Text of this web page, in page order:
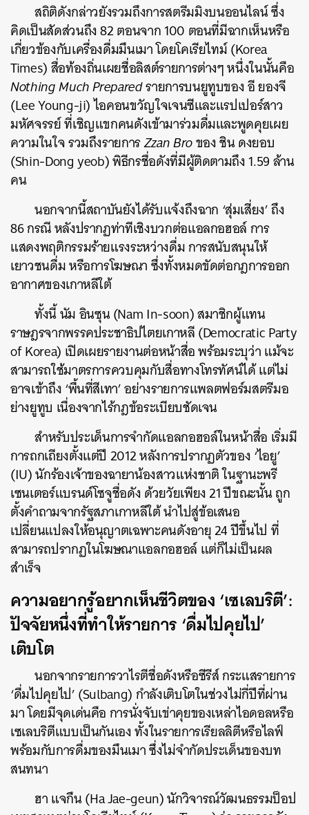
สถิติดังกล่าวยังรวมถึงการสตรีมมิงบนออนไลน์ ซึ่ง
คิดเป็นสัดส่วนถึง 82 ตอนจาก 100 ตอนที่มีฉากเห็นหรือ
เกี่ยวข้องกับเครื่องดื่มมึนเมา โดยโคเรียไทม์ (Korea
Times) สื่อท้องถิ่นเผยชื่อลิสต์รายการต่างๆ หนึ่งในนั้นคือ
Nothing Much Preparedรายการบนยูทูบของ อี ยองจี
(Lee Young-ji) ไอคอนขวัญใจเจนซีและแรปเปอร์สาว
มหัศจรรย์ ที่เชิญแขกคนดังเข้ามาร่วมดื่มและพูดคุยเผย
ความในใจ รวมถึงรายการZzan Broของ ชิน ดงยอบ
(Shin-Dong yeob) พิธีกรชื่อดังที่มีผู้ติดตามถึง 1.59 ล้าน
คน
นอกจากนี้สถาบันยังได้รับแจ้งถึงฉาก ‘สุ่มเสี่ยง’ ถึง
86 กรณี หลังปรากฏท่าทีเชิงบวกต่อแอลกอฮอล์ การ
แสดงพฤติกรรมร้ายแรงระหว่างดื่ม การสนับสนุนให้
เยาวชนดื่ม หรือการโฆษณา ซึ่งทั้งหมดขัดต่อกฎการออก
อากาศของเกาหลีใต้
ทั้งนี้ นัม อินซุน (Nam In-soon) สมาชิกผู้แทน
ราษฎรจากพรรคประชาธิปไตยเกาหลี (Democratic Party
of Korea) เปิดเผยรายงานต่อหน้าสื่อ พร้อมระบุว่า แม้จะ
สามารถใช้มาตรการควบคุมกับสื่อทางโทรทัศน์ได้ แต่ไม่
อาจเข้าถึง ‘พื้นที่สีเทา’ อย่างรายการแพลตฟอร์มสตรีมอ
ย่างยูทูบ เนื่องจากไร้กฎข้อระเบียบชัดเจน
สำหรับประเด็นการจำกัดแอลกอฮอล์ในหน้าสื่อ เริ่มมี
การถกเถียงตั้งแต่ปี 2012 หลังการปรากฏตัวของ ‘ไอยู’
(IU) นักร้องเจ้าของฉายาน้องสาวแห่งชาติ ในฐานะพรี
เซนเตอร์แบรนด์โซจูชื่อดัง ด้วยวัยเพียง 21 ปีขณะนั้น ถูก
ตั้งคำถามจากรัฐสภาเกาหลีใต้ นำไปสู่ข้อเสนอ
เปลี่ยนแปลงให้อนุญาตเฉพาะคนดังอายุ 24 ปีขึ้นไป ที่
สามารถปรากฏในโฆษณาแอลกอฮอล์ แต่ก็ไม่เป็นผล
สำเร็จ
ความอยากรู้อยากเห็นชีวิตของ ‘เซเลบริตี’:
ปัจจัยหนึ่งที่ทำให้รายการ ‘ดื่มไปคุยไป’
เติบโต
นอกจากรายการวาไรตีชื่อดังหรือซีรีส์ กระแสรายการ
‘ดื่มไปคุยไป’ (Sulbang) กำลังเติบโตในช่วงไม่กี่ปีที่ผ่าน
มา โดยมีจุดเด่นคือ การนั่งจับเข่าคุยของเหล่าไอดอลหรือ
เซเลบริตีแบบเป็นกันเอง ทั้งในรายการเรียลลิตีหรือไลฟ์
พร้อมกับการดื่มของมึนเมา ซึ่งไม่จำกัดประเด็นของบท
สนทนา
ฮา แจกึน (Ha Jae-geun) นักวิจารณ์วัฒนธรรมป็อป